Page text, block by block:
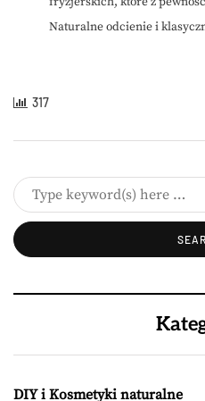
Naturalne odcienie i
317
DIY i Kosmetyki naturalne